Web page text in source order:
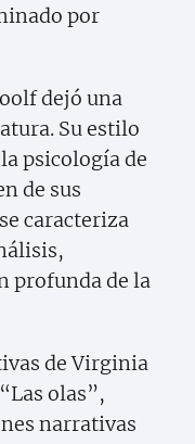
por
dejó una
Su estilo
psicología de
de sus
caracteriza
profunda de la
de Virginia
olas”,
narrativas